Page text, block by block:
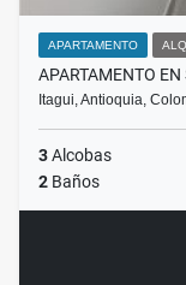
APARTAMENTO
APARTAMENTO
Itagui, Antioquia,
3Alcobas
2 Baños